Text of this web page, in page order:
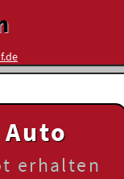
erhalten